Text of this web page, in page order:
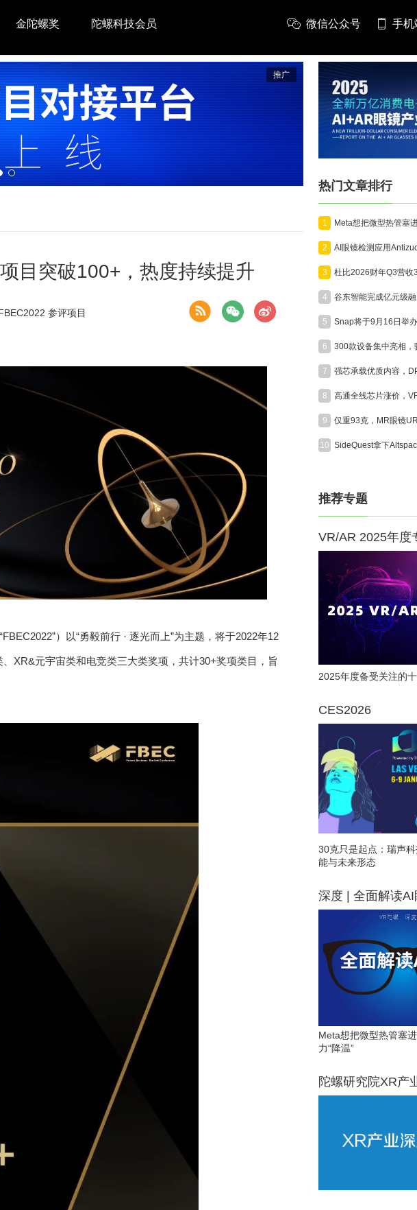
金陀螺奖 陀螺科技会员 微信公众号 手机
推广
目突破100+，热度持续提升
参评项目
）以“勇毅前行 · 逐光而上”为主题，将于2022年12
XR&元宇宙类和电竞类三大类奖项，共计30+奖项类目，旨
热门文章排行
1
2
3
4
5
6
7
8
9
10
推荐专题
VR/AR 2025年度
2025年度备受关注的
CES2026
30克只是起点：瑞声
能与未来形态
深度 | 全面解读AI
Meta想把微型热管塞
力“降温”
陀螺研究院XR产